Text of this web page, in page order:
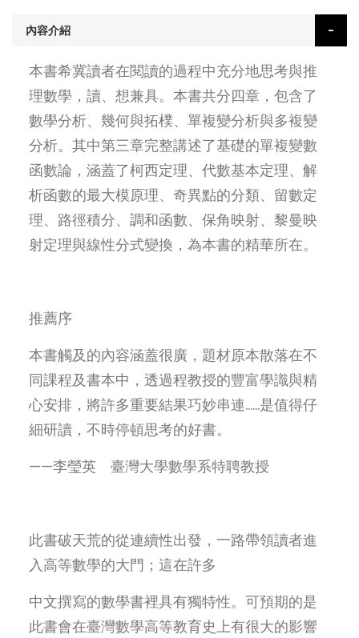
內容介紹
本書希冀讀者在閱讀的過程中充分地思考與推
理數學，讀、想兼具。本書共分四章，包含了
數學分析、幾何與拓樸、單複變分析與多複變
分析。其中第三章完整講述了基礎的單複變數
函數論，涵蓋了柯西定理、代數基本定理、解
析函數的最大模原理、奇異點的分類、留數定
理、路徑積分、調和函數、保角映射、黎曼映
射定理與線性分式變換，為本書的精華所在。
推薦序
本書觸及的內容涵蓋很廣，題材原本散落在不
同課程及書本中，透過程教授的豐富學識與精
心安排，將許多重要結果巧妙串連……是值得仔
細研讀，不時停頓思考的好書。
——李瑩英 臺灣大學數學系特聘教授
此書破天荒的從連續性出發，一路帶領讀者進
入高等數學的大門；這在許多
中文撰寫的數學書裡具有獨特性。可預期的是
此書會在臺灣數學高等教育史上有很大的影響